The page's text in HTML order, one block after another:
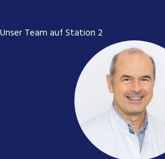
Unser Team auf Station 2